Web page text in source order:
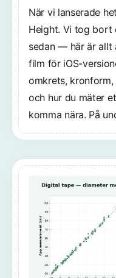
När vi lanserade
Height. Vi tog
sedan — här är allt
film för iOS-
omkrets,
och hur du mäter
komma nära. På